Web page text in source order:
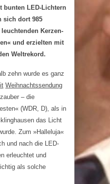
bunten LED-Lichtern
sich dort 985
Kerzen-
« und erzielten mit
Weltrekord.
zehn wurde es ganz
Weihnachtssendung
– die
(WDR, D), als in
das Licht
Zum »Halleluja«
und nach die LED-
erleuchtet und
als solche